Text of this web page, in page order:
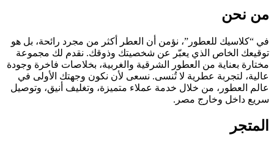
من نحن
في “كلاسيك للعطور”، نؤمن أن العطر أكثر من مجرد رائحة، بل هو
توقيعك الخاص الذي يعبّر عن شخصيتك وذوقك. نقدم لك مجموعة
مختارة بعناية من العطور الشرقية والغربية، بخلاصات فاخرة وجودة
عالية، لتجربة عطرية لا تُنسى. نسعى لأن نكون وجهتك الأولى في
عالم العطور، من خلال خدمة عملاء متميزة، وتغليف أنيق، وتوصيل
سريع داخل وخارج مصر.
المتجر